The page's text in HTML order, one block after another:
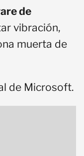
de
vibración,
muerta de
de Microsoft.